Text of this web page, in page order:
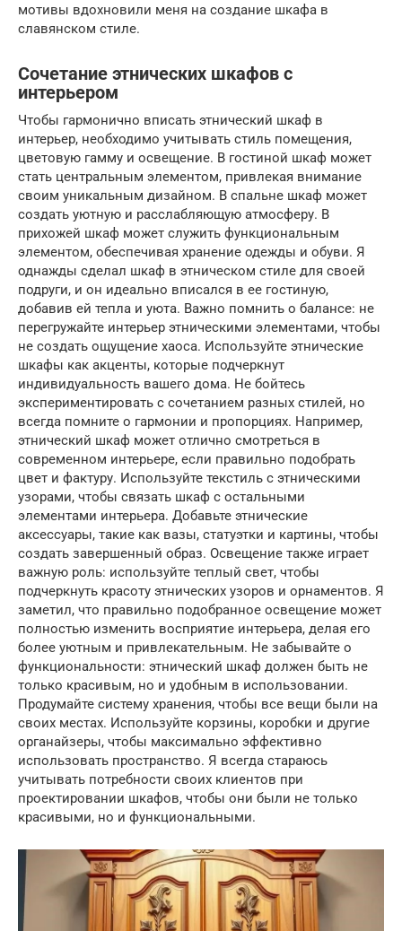
мотивы вдохновили меня на создание шкафа в
славянском стиле.
Сочетание этнических шкафов с
интерьером
Чтобы гармонично вписать этнический шкаф в
интерьер, необходимо учитывать стиль помещения,
цветовую гамму и освещение. В гостиной шкаф может
стать центральным элементом, привлекая внимание
своим уникальным дизайном. В спальне шкаф может
создать уютную и расслабляющую атмосферу. В
прихожей шкаф может служить функциональным
элементом, обеспечивая хранение одежды и обуви. Я
однажды сделал шкаф в этническом стиле для своей
подруги, и он идеально вписался в ее гостиную,
добавив ей тепла и уюта. Важно помнить о балансе: не
перегружайте интерьер этническими элементами, чтобы
не создать ощущение хаоса. Используйте этнические
шкафы как акценты, которые подчеркнут
индивидуальность вашего дома. Не бойтесь
экспериментировать с сочетанием разных стилей, но
всегда помните о гармонии и пропорциях. Например,
этнический шкаф может отлично смотреться в
современном интерьере, если правильно подобрать
цвет и фактуру. Используйте текстиль с этническими
узорами, чтобы связать шкаф с остальными
элементами интерьера. Добавьте этнические
аксессуары, такие как вазы, статуэтки и картины, чтобы
создать завершенный образ. Освещение также играет
важную роль: используйте теплый свет, чтобы
подчеркнуть красоту этнических узоров и орнаментов. Я
заметил, что правильно подобранное освещение может
полностью изменить восприятие интерьера, делая его
более уютным и привлекательным. Не забывайте о
функциональности: этнический шкаф должен быть не
только красивым, но и удобным в использовании.
Продумайте систему хранения, чтобы все вещи были на
своих местах. Используйте корзины, коробки и другие
органайзеры, чтобы максимально эффективно
использовать пространство. Я всегда стараюсь
учитывать потребности своих клиентов при
проектировании шкафов, чтобы они были не только
красивыми, но и функциональными.